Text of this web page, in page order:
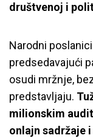
društvenoj i
Narodni
predsedavajući
osudi mržnje,
predstavljaju.
milionskim
onlajn sadržaje